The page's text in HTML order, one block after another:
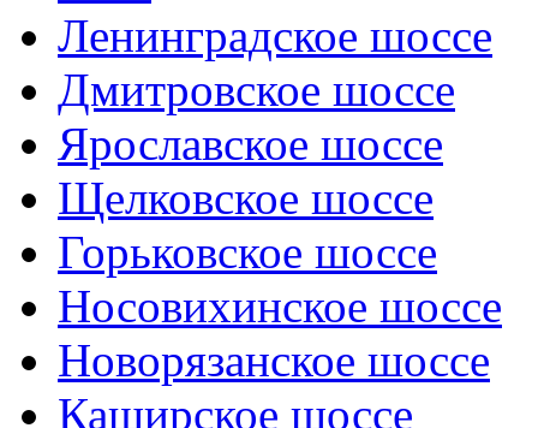
Ленинградское шоссе
Дмитровское шоссе
Ярославское шоссе
Щелковское шоссе
Горьковское шоссе
Носовихинское шоссе
Новорязанское шоссе
Каширское шоссе